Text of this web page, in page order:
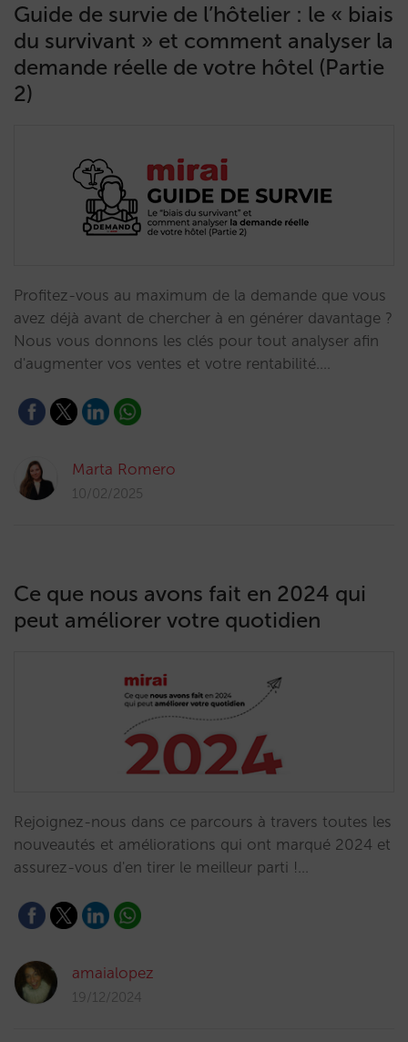
Guide de survie de l’hôtelier : le « biais
du survivant » et comment analyser la
demande réelle de votre hôtel (Partie
2)
Profitez-vous au maximum de la demande que vous
avez déjà avant de chercher à en générer davantage ?
Nous vous donnons les clés pour tout analyser afin
d'augmenter vos ventes et votre rentabilité.…
Marta Romero
10/02/2025
Ce que nous avons fait en 2024 qui
peut améliorer votre quotidien
Rejoignez-nous dans ce parcours à travers toutes les
nouveautés et améliorations qui ont marqué 2024 et
assurez-vous d'en tirer le meilleur parti !…
amaialopez
19/12/2024